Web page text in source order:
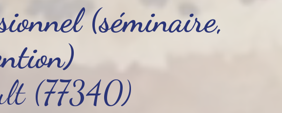
(séminaire,
(77340)